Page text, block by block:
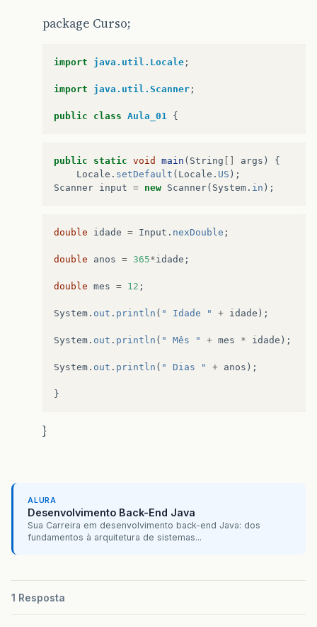
package Curso;
import java.util.Locale ;
import java.util.Scanner ;
public class Aula_01 {
public static void main ( String args )
{
Locale . setDefault ( Locale . US );
Scanner input = new Scanner( System . in );
double idade = Input . nexDouble ;
double anos = 365*idade ;
double mes = 12 ;
System . out . println ( " Idade " + idade );
System . out . println ( " Mês " + mes * idade );
System . out . println ( " Dias " + anos );
}
}
ALURA
Desenvolvimento Back-End Java
Sua Carreira em desenvolvimento back-end Java: dos
fundamentos à arquitetura de sistemas...
1 Resposta